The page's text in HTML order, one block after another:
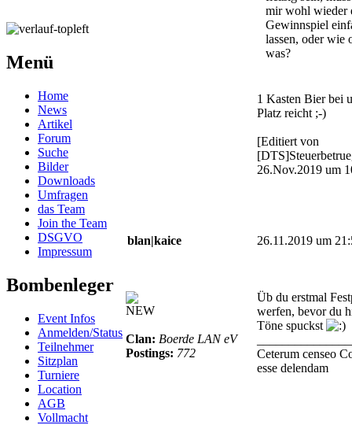
Menü
Home
News
Artikel
Forum
Suche
Bilder
Downloads
Umfragen
das Team
Join the Team
DSGVO
Impressum
Bombenleger
Event Infos
Anmelden/Status
Teilnehmer
Sitzplan
Turniere
Location
AGB
Vollmacht
mir wohl wieder
Gewinnspiel
lassen, oder wie
was?
1 Kasten Bier bei
Platz reicht ;-)
[Editiert von
26.Nov.2019 um
blan|kaice 26.11.2019 um
NEW
Clan: Boerde LAN eV
Postings: 772
Üb du erstmal
werfen, bevor du
Töne spuckst
Ceterum censeo
esse delendam